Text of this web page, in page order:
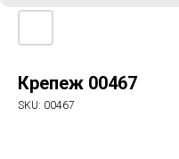
Крепеж 00467
SKU: 00467